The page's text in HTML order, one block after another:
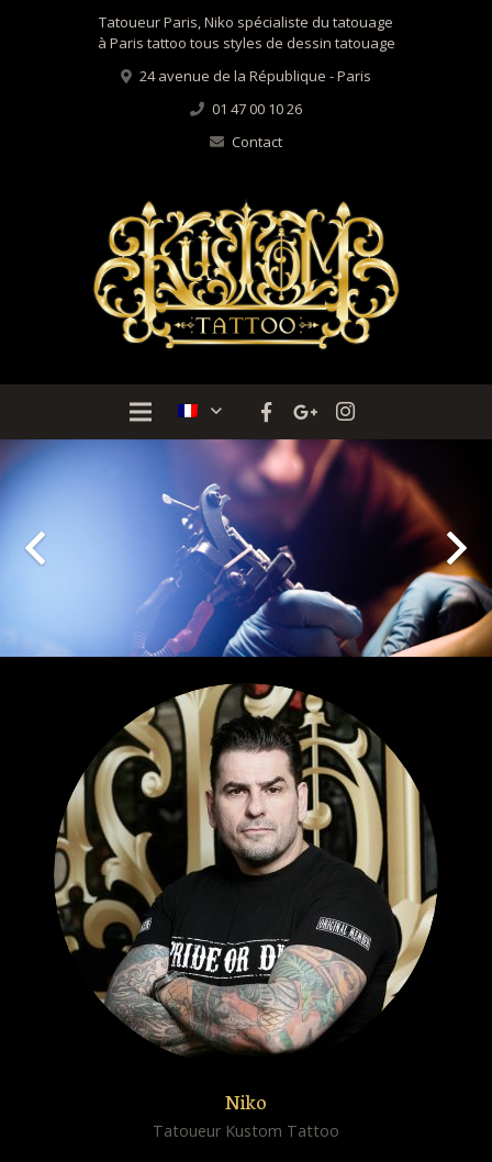
Tatoueur Paris, Niko spécialiste du tatouage
à Paris tattoo tous styles de dessin tatouage
24 avenue de la République - Paris
01 47 00 10 26
Contact
Niko
Tatoueur Kustom Tattoo